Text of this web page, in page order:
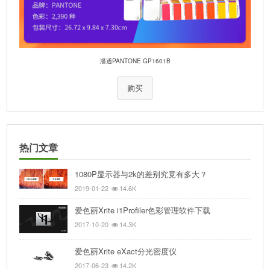
潘通PANTONE GP1601B
购买
热门文章
1080P显示器与2k的差别究竟有多大？
2019-01-22 14.6K
爱色丽Xrite i1Profiler色彩管理软件下载
2017-10-20 14.3K
爱色丽Xrite eXact分光密度仪
2017-06-23 14.2K